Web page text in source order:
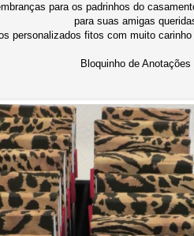
para os padrinhos do
para suas amigas
personalizados fitos com muito
Bloquinho de Anotações